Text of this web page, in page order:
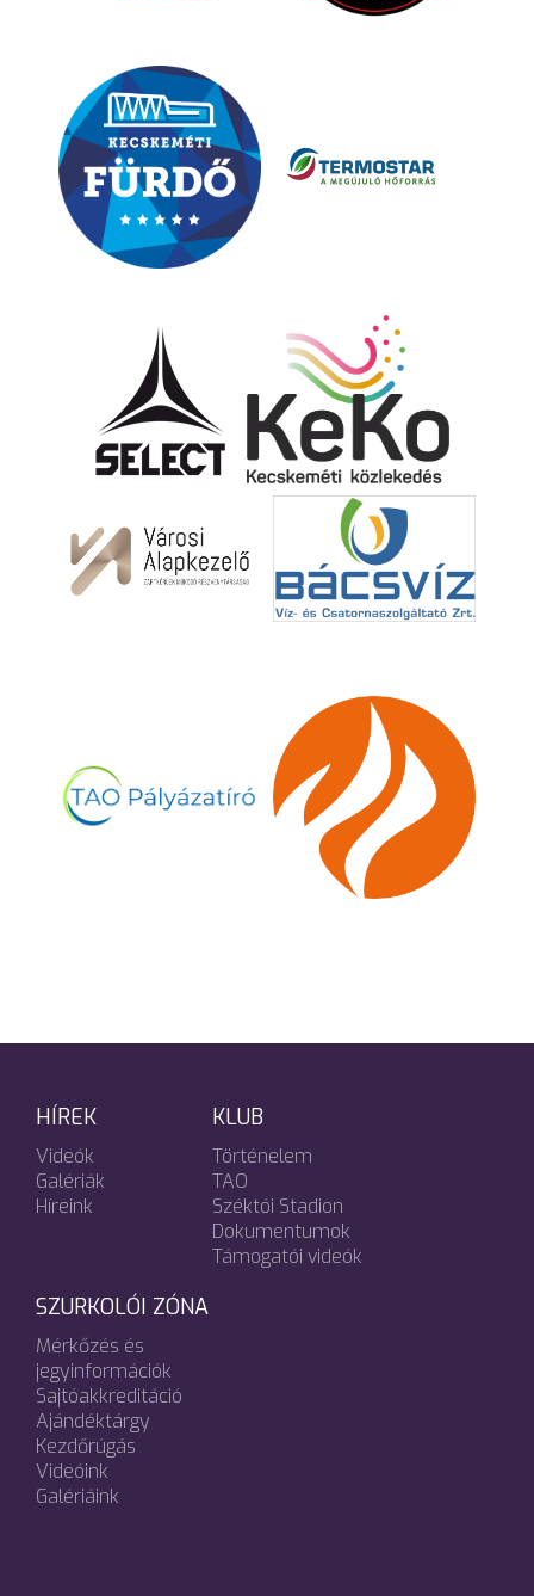
HÍREK
Videók
Galériák
Híreink
KLUB
Történelem
TAO
Széktói Stadion
Dokumentumok
Támogatói videók
SZURKOLÓI ZÓNA
Mérkőzés és
jegyinformációk
Sajtóakkreditáció
Ajándéktárgy
Kezdőrúgás
Videóink
Galériáink